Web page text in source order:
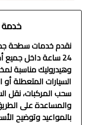
نقدم خدمات سطحة
24 ساعة داخل جميع
وهيدروليك مناسبة
السيارات المتعطلة
سحب المركبات، نقل
والمساعدة على
بالمواعيد وتوضيح